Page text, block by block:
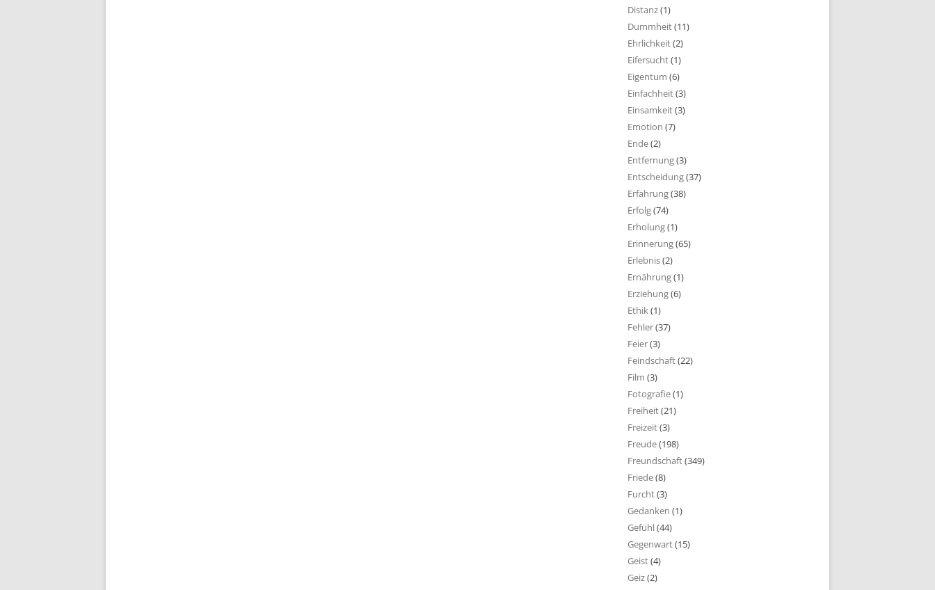
Distanz(1)
Dummheit(11)
Ehrlichkeit(2)
Eifersucht(1)
Eigentum (6)
Einfachheit(3)
Einsamkeit(3)
Emotion (7)
Ende(2)
Entfernung(3)
Entscheidung(37)
Erfahrung(38)
Erfolg(74)
Erholung(1)
Erinnerung(65)
Erlebnis(2)
Ernährung(1)
Erziehung(6)
Ethik(1)
Fehler(37)
Feier(3)
Feindschaft(22)
Film (3)
Fotografie(1)
Freiheit(21)
Freizeit(3)
Freude(198)
Freundschaft(349)
Friede(8)
Furcht(3)
Gedanken (1)
Gefühl(44)
Gegenwart(15)
Geist(4)
Geiz(2)